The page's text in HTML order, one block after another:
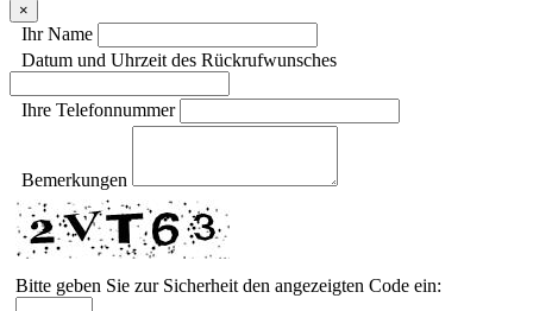
×
Ihr Name
Datum und Uhrzeit des Rückrufwunsches
Ihre Telefonnummer
Bemerkungen
Bitte geben Sie zur Sicherheit den angezeigten Code ein: